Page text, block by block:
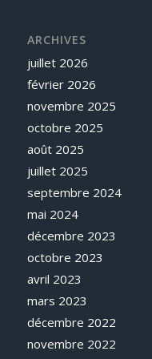
ARCHIVES
juillet 2026
février 2026
novembre 2025
octobre 2025
août 2025
juillet 2025
septembre 2024
mai 2024
décembre 2023
octobre 2023
avril 2023
mars 2023
décembre 2022
novembre 2022